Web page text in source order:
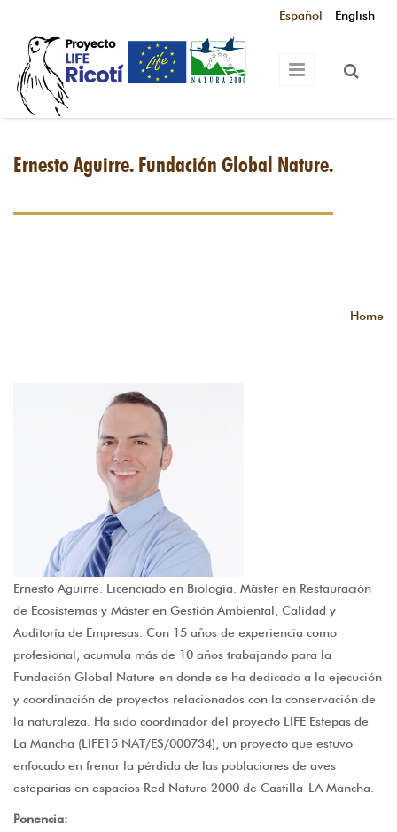
Español English
Ernesto Aguirre. Fundación Global Nature.
Home
Ernesto Aguirre. Licenciado en Biología. Máster en Restauración
de Ecosistemas y Máster en Gestión Ambiental, Calidad y
Auditoría de Empresas. Con 15 años de experiencia como
profesional, acumula más de 10 años trabajando para la
Fundación Global Nature en donde se ha dedicado a la ejecución
y coordinación de proyectos relacionados con la conservación de
la naturaleza. Ha sido coordinador del proyecto LIFE Estepas de
La Mancha (LIFE15 NAT/ES/000734), un proyecto que estuvo
enfocado en frenar la pérdida de las poblaciones de aves
esteparias en espacios Red Natura 2000 de Castilla-LA Mancha.
Ponencia: